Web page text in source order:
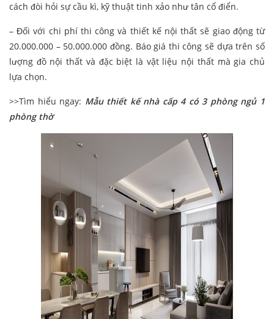
cách đòi hỏi sự cầu kì, kỹ thuật tinh xảo như tân cổ điển.
– Đối với chi phí thi công và thiết kế nội thất sẽ giao động từ
20.000.000 – 50.000.000 đồng. Báo giá thi công sẽ dựa trên số
lượng đồ nội thất và đặc biệt là vật liệu nội thất mà gia chủ
lựa chọn.
>>Tìm hiểu ngay: Mẫu thiết kế nhà cấp 4 có 3 phòng ngủ 1
phòng thờ